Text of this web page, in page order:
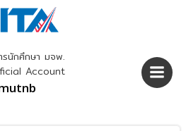
Skip
to
นักศึกษา มจพ.
Account